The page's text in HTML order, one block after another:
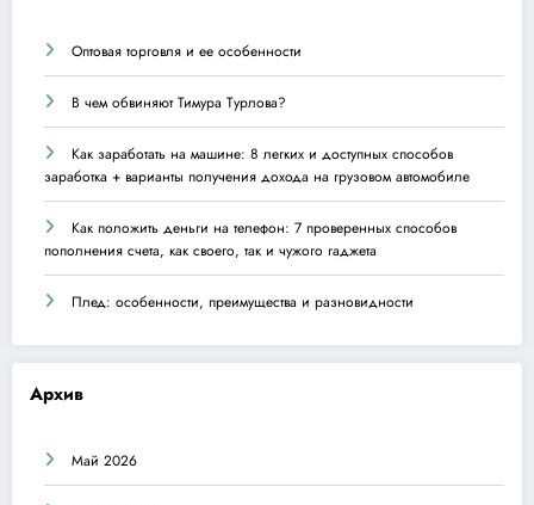
Оптовая торговля и ее особенности
В чем обвиняют Тимура Турлова?
Как заработать на машине: 8 легких и доступных способов
заработка + варианты получения дохода на грузовом автомобиле
Как положить деньги на телефон: 7 проверенных способов
пополнения счета, как своего, так и чужого гаджета
Плед: особенности, преимущества и разновидности
Архив
Май 2026